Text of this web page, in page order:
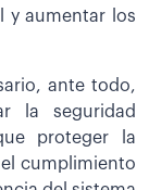
y aumentar los
ante todo,
la seguridad
proteger la
cumplimiento